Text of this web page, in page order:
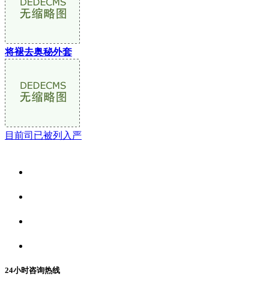
将褪去奥秘外套
目前司已被列入严
24小时咨询热线